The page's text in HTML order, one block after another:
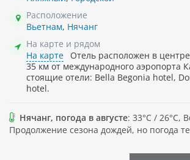
Расположение
Вьетнам, Нячанг
На карте и рядом
На карте
Отель расположен в
35 км от международного аэропорта
стоящие отели: Bella Begonia hotel,
hotel.
Нячанг, погода в августе: 33°C / 26°C,
Продолжение сезона дождей, но погода